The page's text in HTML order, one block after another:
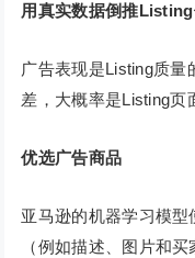
用真实数据倒推
广告表现是Listing质量
差，大概率是Listing页
优选广告商品
亚马逊的机器学习模
（例如描述、图片和